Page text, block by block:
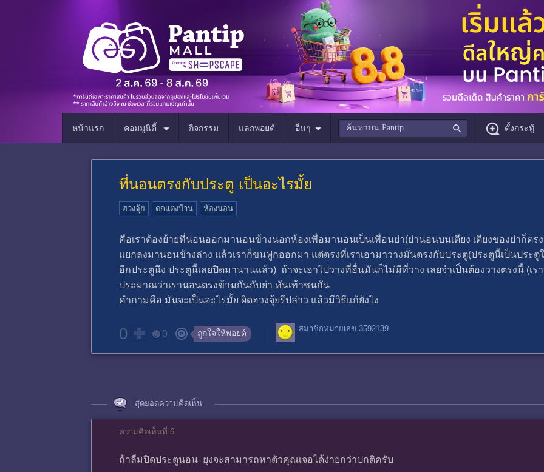
หน้าแรก คอมมูนิตี้ กิจกรรม แลกพอยต์ อื่นๆ ตั้งกระทู้
ที่นอนตรงกับประตู เป็นอะไรมั้ย
ฮวงจุ้ย ตกแต่งบ้าน ห้องนอน
คือเราต้องย้ายที่นอนออกมานอนข้างนอกห้องเพื่อมานอนเป็นเพื่อนย่า(ย่านอนบนเตียง เตียงของย่าก็ตร
แยกลงมานอนข้างล่าง แล้วเราก็ขนฟูกออกมา แต่ตรงที่เราเอามาวางมันตรงกับประตู(ประตูนี้เป็นประ
อีกประตูนึง ประตูนี้เลยปิดมานานแล้ว) ถ้าจะเอาไปวางที่อื่นมันก็ไม่มีที่วาง เลยจำเป็นต้องวางตรงนี้ (เ
ประมาณว่าเรานอนตรงข้ามกันกับย่า หันเท้าชนกัน
คำถามคือ มันจะเป็นอะไรมั้ย ผิดฮวงจุ้ยรึปล่าว แล้วมีวิธีแก้ยังไง
0 0 ถูกใจให้พอยต์ สมาชิกหมายเลข 3592139
สุดยอดความคิดเห็น
ความคิดเห็นที่ 6
ถ้าลืมปิดประตูนอน ยุงจะสามารถหาตัวคุณเจอได้ง่ายกว่าปกติครับ